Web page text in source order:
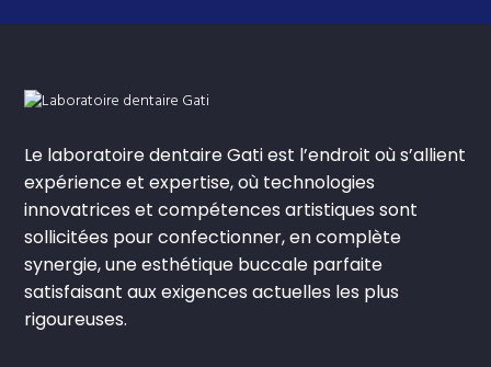
Le laboratoire dentaire Gati est l’endroit où s’allient
expérience et expertise, où technologies
innovatrices et compétences artistiques sont
sollicitées pour confectionner, en complète
synergie, une esthétique buccale parfaite
satisfaisant aux exigences actuelles les plus
rigoureuses.